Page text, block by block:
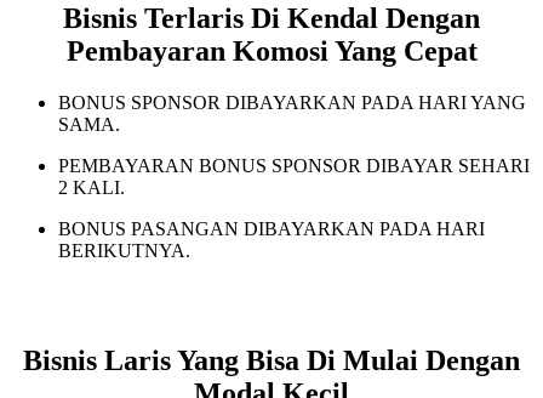
Bisnis Terlaris Di Kendal Dengan
Pembayaran Komosi Yang Cepat
BONUS SPONSOR DIBAYARKAN PADA HARI YANG
SAMA.
PEMBAYARAN BONUS SPONSOR DIBAYAR SEHARI
2 KALI.
BONUS PASANGAN DIBAYARKAN PADA HARI
BERIKUTNYA.
Bisnis Laris Yang Bisa Di Mulai Dengan